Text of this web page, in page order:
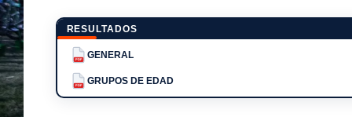
RESULTADOS
PDF GENERAL
PDF GRUPOS DE EDAD